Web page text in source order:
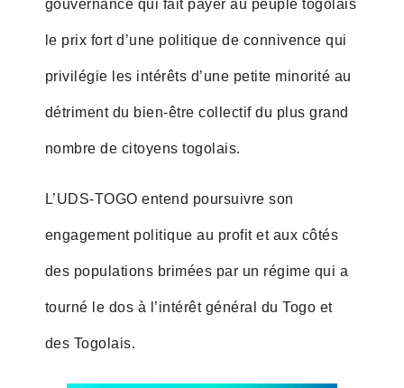
gouvernance qui fait payer au peuple togolais
le prix fort d’une politique de connivence qui
privilégie les intérêts d’une petite minorité au
détriment du bien-être collectif du plus grand
nombre de citoyens togolais.
L’UDS-TOGO entend poursuivre son
engagement politique au profit et aux côtés
des populations brimées par un régime qui a
tourné le dos à l’intérêt général du Togo et
des Togolais.